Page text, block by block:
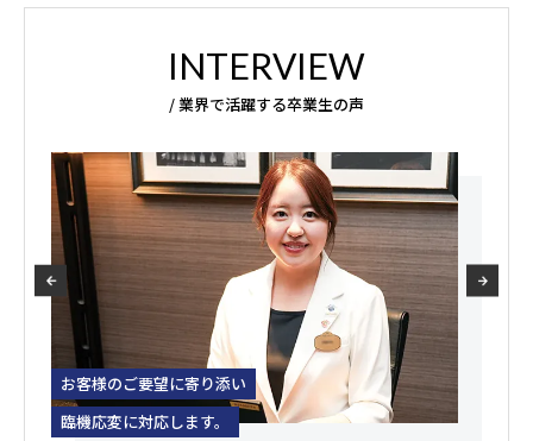
INTERVIEW
/ 業界で活躍する卒業生の声
留学で苦手な英語を克服。
「信念を貫くことの大切さ」も
学びました。